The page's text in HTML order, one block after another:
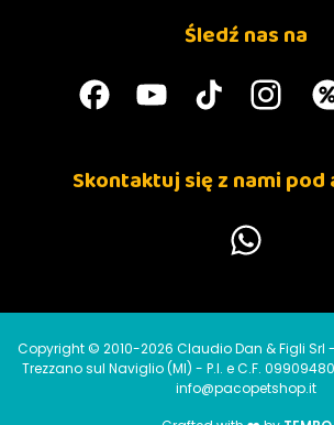
Śledź nas na
Skontaktuj się z nami
Copyright © 2010-2026 Claudio Dan & Figli Srl
Trezzano sul Naviglio (MI) - P.I. e C.F.
info@pacopetshop.it